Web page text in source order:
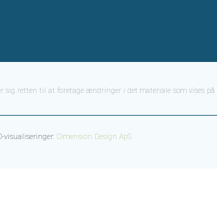
retten til at foretage ændringer i det materiale som vises på
visualiseringer: Dimension Design ApS